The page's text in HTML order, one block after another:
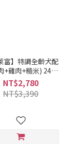
富】特調全齡犬配
+雞肉+糙米) 24LB
(075492885350)
NT$2,780
NT$3,390